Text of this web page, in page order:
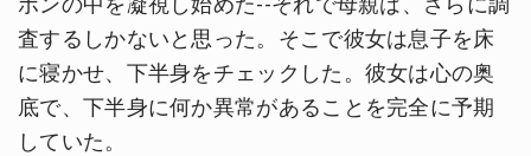
査するしかないと思った。そこで彼女は息子を床
に寝かせ、下半身をチェックした。彼女は心の奥
底で、下半身に何か異常があることを完全に予期
していた。